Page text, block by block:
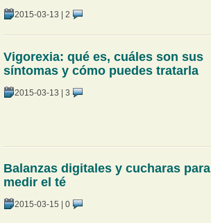
2015-03-13 | 2
Vigorexia: qué es, cuáles son sus
síntomas y cómo puedes tratarla
2015-03-13 | 3
Balanzas digitales y cucharas para
medir el té
2015-03-15 | 0